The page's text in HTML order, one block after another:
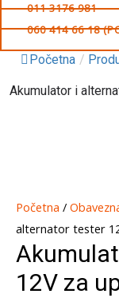
011 3176 981
060 414 66 18
Početna /
Akumulator i
Početna /
alternator tester
12V za